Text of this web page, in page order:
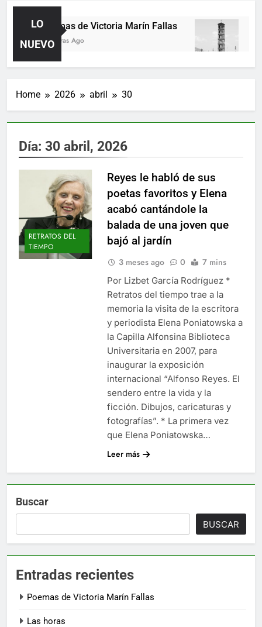
LO
NUEVO
Poemas de Victoria Marín Fallas
17 Horas Ago
Home 2026 abril 30
Día: 30 abril, 2026
RETRATOS DEL
TIEMPO
Reyes le habló de sus
poetas favoritos y Elena
acabó cantándole la
balada de una joven que
bajó al jardín
3 meses ago 0 7 mins
Por Lizbet García Rodríguez *
Retratos del tiempo trae a la
memoria la visita de la escritora
y periodista Elena Poniatowska a
la Capilla Alfonsina Biblioteca
Universitaria en 2007, para
inaugurar la exposición
internacional “Alfonso Reyes. El
sendero entre la vida y la
ficción. Dibujos, caricaturas y
fotografías”. * La primera vez
que Elena Poniatowska…
Leer más
Buscar
BUSCAR
Entradas recientes
Poemas de Victoria Marín Fallas
Las horas